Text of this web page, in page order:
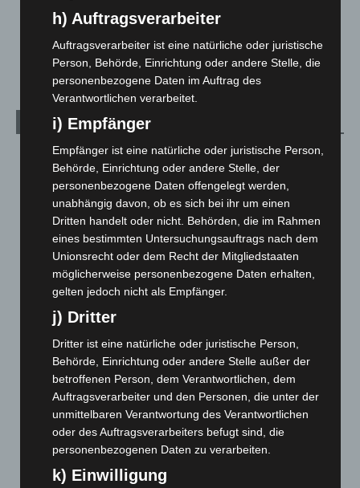
Veranstaltungen
1.270
Archiv
August 2026(12)
Juli 2026(73)
Juni 2026(139)
Mai 2026(99)
April 2026(99)
März 2026(115)
Februar 2026
Januar 2026(122)
Dezember 2025(103)
November 2025
(114)
Oktober 2025(112)
September 2025(93)
August 2025(90)
Juli 2025 (90)
h) Auftragsverarbeiter
Auftragsverarbeiter ist eine natürliche oder juristische
Person, Behörde, Einrichtung oder andere Stelle, die
personenbezogene Daten im Auftrag des
Verantwortlichen verarbeitet.
i) Empfänger
Empfänger ist eine natürliche oder juristische Person,
Behörde, Einrichtung oder andere Stelle, der
personenbezogene Daten offengelegt werden,
unabhängig davon, ob es sich bei ihr um einen
Dritten handelt oder nicht. Behörden, die im Rahmen
eines bestimmten Untersuchungsauftrags nach dem
Unionsrecht oder dem Recht der Mitgliedstaaten
möglicherweise personenbezogene Daten erhalten,
gelten jedoch nicht als Empfänger.
j) Dritter
Dritter ist eine natürliche oder juristische Person,
Behörde, Einrichtung oder andere Stelle außer der
betroffenen Person, dem Verantwortlichen, dem
Auftragsverarbeiter und den Personen, die unter der
unmittelbaren Verantwortung des Verantwortlichen
oder des Auftragsverarbeiters befugt sind, die
personenbezogenen Daten zu verarbeiten.
k) Einwilligung